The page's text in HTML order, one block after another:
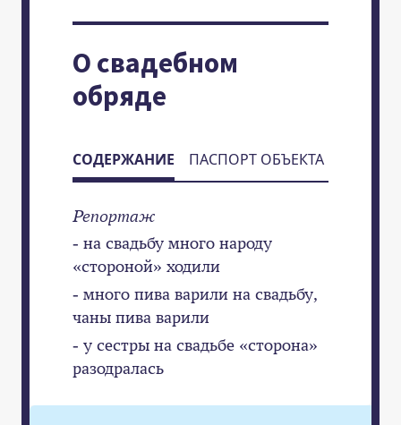
О свадебном
обряде
СОДЕРЖАНИЕ ПАСПОРТ ОБЪЕКТА
Репортаж
- на свадьбу много народу
«стороной» ходили
- много пива варили на свадьбу,
чаны пива варили
- у сестры на свадьбе «сторона»
разодралась